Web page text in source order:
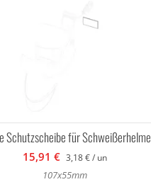
Schutzscheibe für Schweißerhelme
15,91 € 3,18 € / un
107x55mm